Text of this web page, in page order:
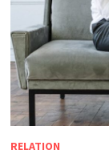
RELATION